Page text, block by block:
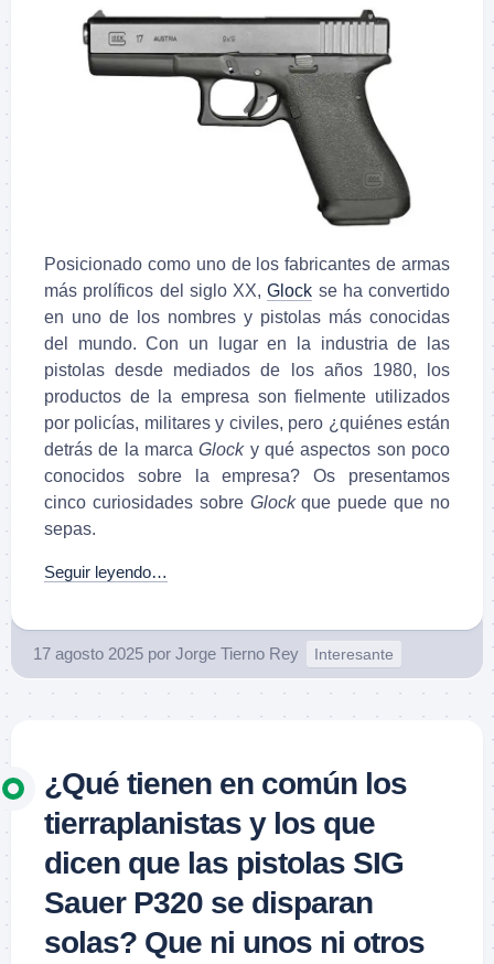
Posicionado como uno de los fabricantes de armas
más prolíficos del siglo XX,Glock se ha convertido
en uno de los nombres y pistolas más conocidas
del mundo. Con un lugar en la industria de las
pistolas desde mediados de los años 1980, los
productos de la empresa son fielmente utilizados
por policías, militares y civiles, pero ¿quiénes están
detrás de la marcaGlocky qué aspectos son poco
conocidos sobre la empresa? Os presentamos
cinco curiosidades sobre Glockque puede que no
sepas.
Seguir leyendo…
17 agosto 2025 por Jorge Tierno Rey Interesante
¿Qué tienen en común los
tierraplanistas y los que
dicen que las pistolas SIG
Sauer P320 se disparan
solas? Que ni unos ni otros